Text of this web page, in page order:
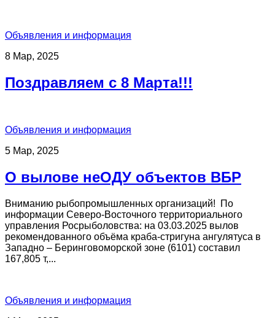
Объявления и информация
8 Мар, 2025
Поздравляем с 8 Марта!!!
Объявления и информация
5 Мар, 2025
О вылове неОДУ объектов ВБР
Вниманию рыбопромышленных организаций! По
информации Северо-Восточного территориального
управления Росрыболовства: на 03.03.2025 вылов
рекомендованного объёма краба-стригуна ангулятуса в
Западно – Беринговоморской зоне (6101) составил
167,805 т,...
Объявления и информация